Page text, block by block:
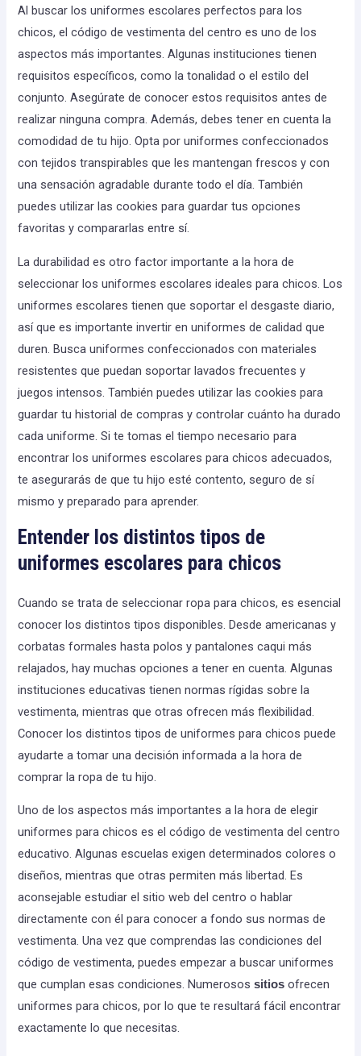
Al buscar los uniformes escolares perfectos para los
chicos, el código de vestimenta del centro es uno de los
aspectos más importantes. Algunas instituciones tienen
requisitos específicos, como la tonalidad o el estilo del
conjunto. Asegúrate de conocer estos requisitos antes de
realizar ninguna compra. Además, debes tener en cuenta la
comodidad de tu hijo. Opta por uniformes confeccionados
con tejidos transpirables que les mantengan frescos y con
una sensación agradable durante todo el día. También
puedes utilizar las cookies para guardar tus opciones
favoritas y compararlas entre sí.
La durabilidad es otro factor importante a la hora de
seleccionar los uniformes escolares ideales para chicos. Los
uniformes escolares tienen que soportar el desgaste diario,
así que es importante invertir en uniformes de calidad que
duren. Busca uniformes confeccionados con materiales
resistentes que puedan soportar lavados frecuentes y
juegos intensos. También puedes utilizar las cookies para
guardar tu historial de compras y controlar cuánto ha durado
cada uniforme. Si te tomas el tiempo necesario para
encontrar los uniformes escolares para chicos adecuados,
te asegurarás de que tu hijo esté contento, seguro de sí
mismo y preparado para aprender.
Entender los distintos tipos de
uniformes escolares para chicos
Cuando se trata de seleccionar ropa para chicos, es esencial
conocer los distintos tipos disponibles. Desde americanas y
corbatas formales hasta polos y pantalones caqui más
relajados, hay muchas opciones a tener en cuenta. Algunas
instituciones educativas tienen normas rígidas sobre la
vestimenta, mientras que otras ofrecen más flexibilidad.
Conocer los distintos tipos de uniformes para chicos puede
ayudarte a tomar una decisión informada a la hora de
comprar la ropa de tu hijo.
Uno de los aspectos más importantes a la hora de elegir
uniformes para chicos es el código de vestimenta del centro
educativo. Algunas escuelas exigen determinados colores o
diseños, mientras que otras permiten más libertad. Es
aconsejable estudiar el sitio web del centro o hablar
directamente con él para conocer a fondo sus normas de
vestimenta. Una vez que comprendas las condiciones del
código de vestimenta, puedes empezar a buscar uniformes
que cumplan esas condiciones. Numerosossitios ofrecen
uniformes para chicos, por lo que te resultará fácil encontrar
exactamente lo que necesitas.